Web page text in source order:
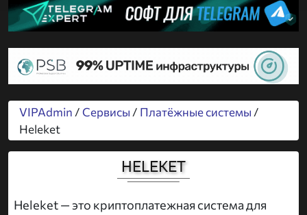
VIPAdmin / Сервисы / Платёжные системы /
Heleket
HELEKET
Heleket — это криптоплатежная система для